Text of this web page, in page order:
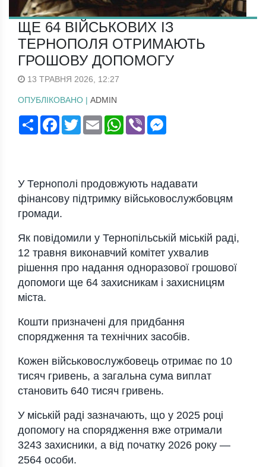
ЩЕ 64 ВІЙСЬКОВИХ ІЗ
ТЕРНОПОЛЯ ОТРИМАЮТЬ
ГРОШОВУ ДОПОМОГУ
13 ТРАВНЯ 2026, 12:27
ОПУБЛІКОВАНО | ADMIN
ПоширитиFacebook
TwitterEmail WhatsApp
Viber
У Тернополі продовжують надавати
фінансову підтримку військовослужбовцям
громади.
Як повідомили у Тернопільській міській раді,
12 травня виконавчий комітет ухвалив
рішення про надання одноразової грошової
допомоги ще 64 захисникам і захисницям
міста.
Кошти призначені для придбання
спорядження та технічних засобів.
Кожен військовослужбовець отримає по 10
тисяч гривень, а загальна сума виплат
становить 640 тисяч гривень.
У міській раді зазначають, що у 2025 році
допомогу на спорядження вже отримали
3243 захисники, а від початку 2026 року —
2564 особи.